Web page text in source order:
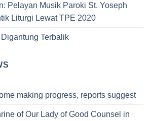
Pelayan Musik Paroki St. Yoseph
Liturgi Lewat TPE 2020
Terbalik
making progress, reports suggest
of Our Lady of Good Counsel in